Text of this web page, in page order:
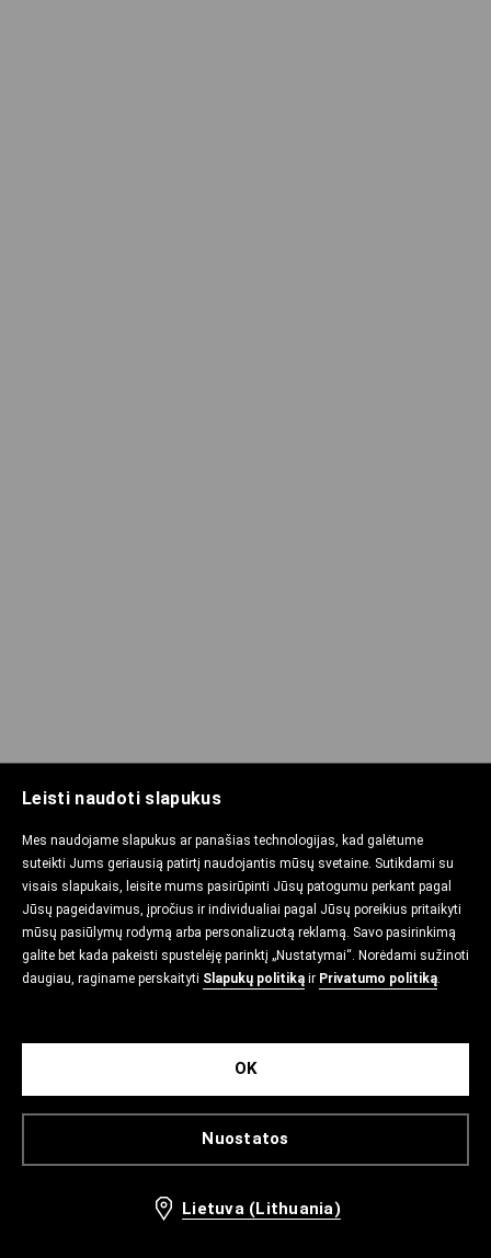
Leisti naudoti slapukus
Mes naudojame slapukus ar panašias technologijas, kad galėtume
suteikti Jums geriausią patirtį naudojantis mūsų svetaine. Sutikdami su
visais slapukais, leisite mums pasirūpinti Jūsų patogumu perkant pagal
Jūsų pageidavimus, įpročius ir individualiai pagal Jūsų poreikius pritaikyti
mūsų pasiūlymų rodymą arba personalizuotą reklamą. Savo pasirinkimą
galite bet kada pakeisti spustelėję parinktį „Nustatymai“. Norėdami sužinoti
daugiau, raginame perskaityti Slapukų politiką ir Privatumo politiką.
Nuostatos
OK
Lietuva (Lithuania)